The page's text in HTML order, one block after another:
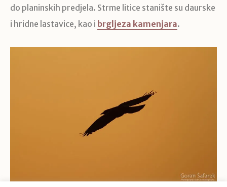
do planinskih predjela. Strme litice stanište su daurske
i hridne lastavice, kao i brgljeza kamenjara.